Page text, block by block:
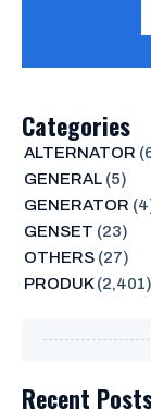
Categories
ALTERNATOR
GENERAL(5)
GENERATOR
GENSET (23)
OTHERS(27)
PRODUK(2,401)
Recent